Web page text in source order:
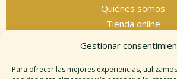
Gestionar
Para ofrecer las mejores experiencias,
Quiénes somos
Tienda online